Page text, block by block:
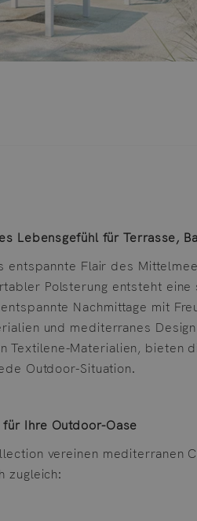
Lebensgefühl für Terrasse,
Flair des
Polsterung entsteht
Nachmittage mit
und mediterranes
Textilene-Materialien, bieten
Outdoor-Situation.
Ihre Outdoor-Oase
vereinen mediterranen
zugleich: